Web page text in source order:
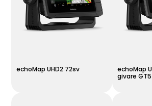
echoMap UHD2 72sv
echoMap
givare